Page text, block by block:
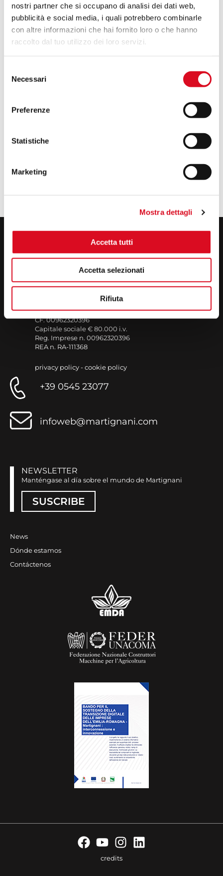
nostri partner che si occupano di analisi dei dati web,
pubblicità e social media, i quali potrebbero combinarle
con altre informazioni che hai fornito loro o che hanno
raccolto dal tuo utilizzo dei loro servizi.
delNecessari
Preferenze
Statistiche
Marketing
Mostra dettagli
Accetta tutti
Accetta selezionati
Rifiuta
Atomizadores arrastrados
Zona Industriale Lugo 1
48020 S. Agata sul Santerno (RA)
P. IVA 00962320396
CF. 00962320396
Capitale sociale € 80.000 i.v.
Reg. Imprese n. 00962320396
REA n. RA-111368
privacy policy-cookie policy
+39 0545 23077
infoweb@martignani.com
NEWSLETTER
Manténgase al día sobre el mundo de Martignani
SUSCRIBE
News
Dónde estamos
Contáctenos
credits